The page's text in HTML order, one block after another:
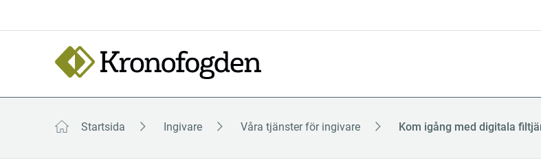
Startsida Ingivare Våra tjänster för ingivare